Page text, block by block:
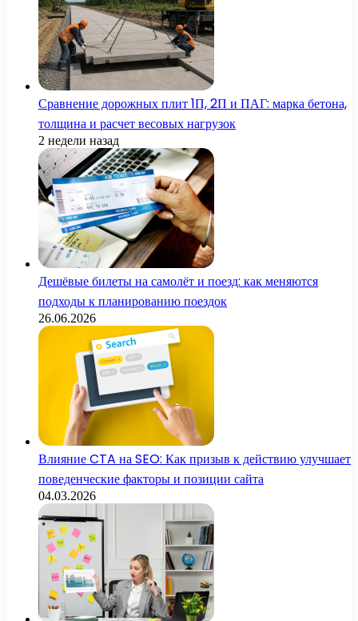
Сравнение дорожных плит 1П, 2П и ПАГ: марка бетона,
толщина и расчет весовых нагрузок
2 недели назад
Дешёвые билеты на самолёт и поезд: как меняются
подходы к планированию поездок
26.06.2026
Влияние CTA на SEO: Как призыв к действию улучшает
поведенческие факторы и позиции сайта
04.03.2026